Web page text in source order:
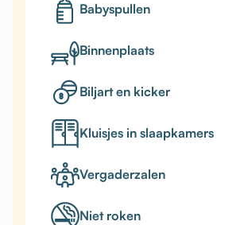
Babyspullen
Binnenplaats
Biljart en kicker
Kluisjes in slaapkamers
Vergaderzalen
Niet roken